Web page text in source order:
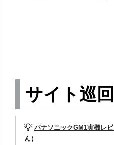
サイト巡
パナソニックGM1実機レ
ん）